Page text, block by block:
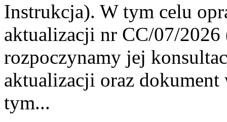
Instrukcja). W tym celu
aktualizacji nr CC/07/
rozpoczynamy jej
aktualizacji oraz
tym...